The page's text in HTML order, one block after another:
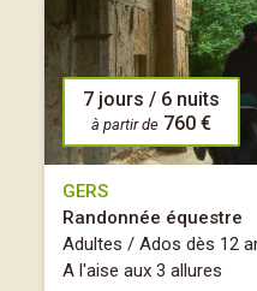
7 jours / 6 nuits
à partir de 760 €
GERS
Randonnée équestre
Adultes / Ados dès 12
A l'aise aux 3 allures